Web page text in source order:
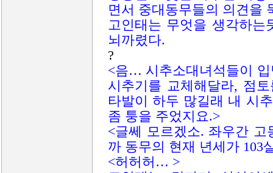
면서 중대동무들의 의견을
고인태는 무엇을 생각하
뇌까렸다.
?
<음… 시추소대녀석들이
시추기를 교체해달라, 점
타발이 하두 많길래 내 시
좀 퉁을 주었지요.>
<글쎄 모르겠소. 좌우간
까 동무의 현재 년세가 103
<허허허… >